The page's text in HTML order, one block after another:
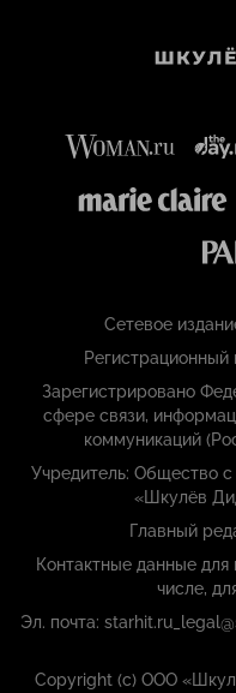
Сетевое
Зарегистрировано
сфере связи,
коммуникаций
Учредитель: Общество с
«Шкулёв
Главный
Контактные данные для
числе,
Эл. почта:
Copyright (с) ООО